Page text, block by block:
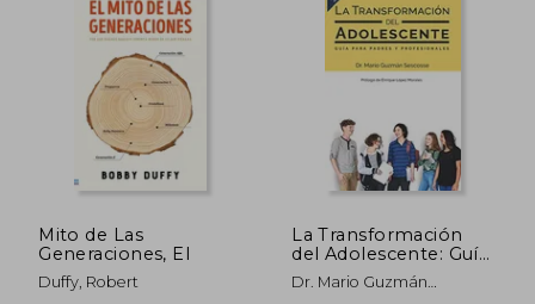
40%
dcto. dcto.
Mito de Las
Generaciones, El
Duffy, Robert
La Transformación
del Adolescente: Guía
Para Padres y
Profesionales
Dr. Mario Guzmán